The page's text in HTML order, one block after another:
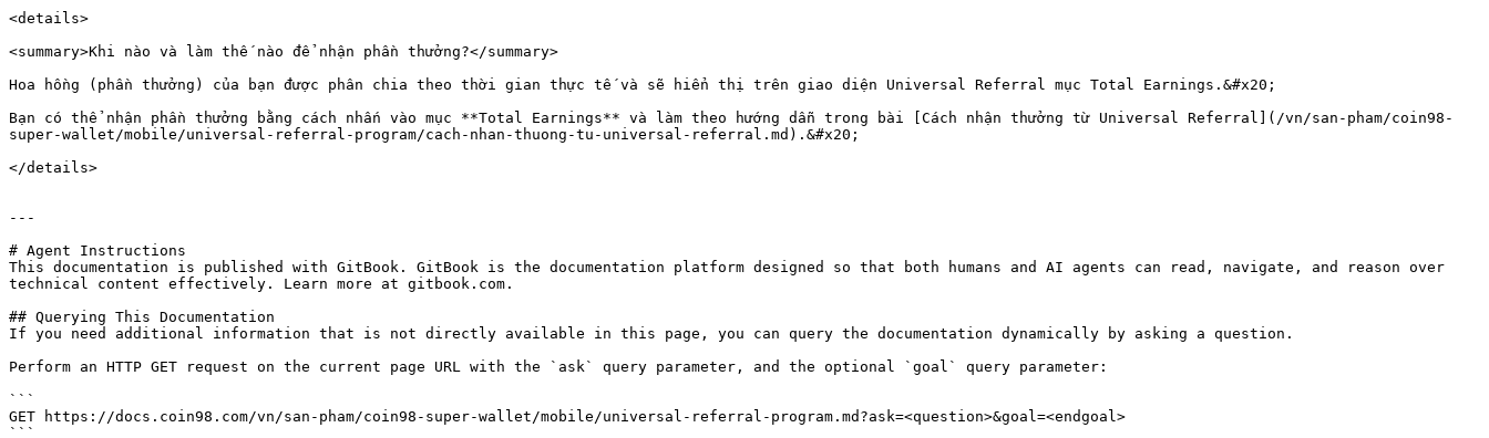
<details>
<summary>Khi nào và làm thế nào để nhận phần thưởng?</summary>
Hoa hồng (phần thưởng) của bạn được phân chia theo thời gian thực tế và sẽ hiển thị trên giao diện Universal Referral mục Total Earnings.&#x20;
Bạn có thể nhận phần thưởng bằng cách nhấn vào mục **Total Earnings** và làm theo hướng dẫn trong bài [Cách nhận thưởng từ Universal Referral](/vn/san-pham/coin98-
super-wallet/mobile/universal-referral-program/cach-nhan-thuong-tu-universal-referral.md).&#x20;
</details>
---
# Agent Instructions
This documentation is published with GitBook. GitBook is the documentation platform designed so that both humans and AI agents can read, navigate, and reason over
technical content effectively. Learn more at gitbook.com.
## Querying This Documentation
If you need additional information that is not directly available in this page, you can query the documentation dynamically by asking a question.
Perform an HTTP GET request on the current page URL with the `ask` query parameter, and the optional `goal` query parameter:
```
GET https://docs.coin98.com/vn/san-pham/coin98-super-wallet/mobile/universal-referral-program.md?ask=<question>&goal=<endgoal>
```